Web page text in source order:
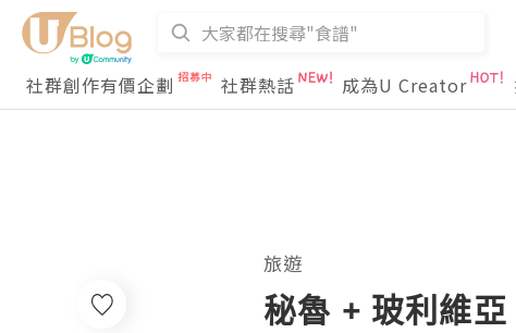
社群創作有價企劃
社群熱話 成為U Creator
旅遊
秘魯 + 玻利維